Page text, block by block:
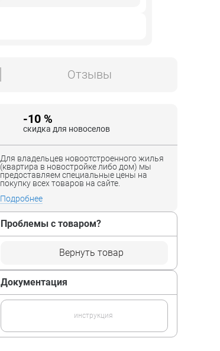
Отзывы
-10 %
скидка для новоселов
Для владельцев новоотстроенного жилья
(квартира в новостройке либо дом) мы
предоставляем специальные цены на
покупку всех товаров на сайте.
Подробнее
Проблемы с товаром?
Вернуть товар
Документация
инструкция